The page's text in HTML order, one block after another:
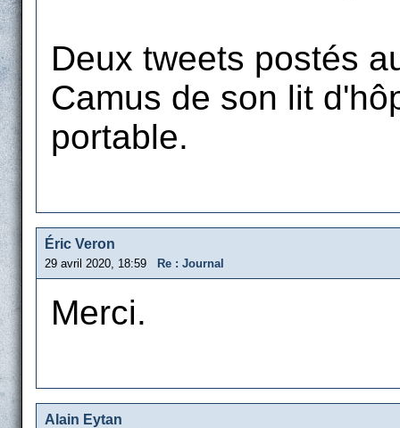
Deux tweets postés
Camus de son lit
portable.
Éric Veron
29 avril 2020, 18:59 Re : Journal
Merci.
Alain Eytan